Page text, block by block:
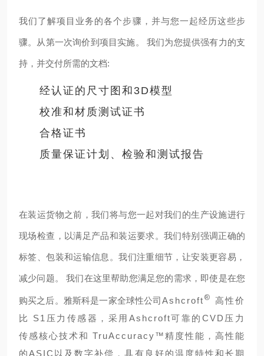
我们了解项目业务的各个步骤，并与您一起经历这些步
骤。从第一次询价到项目实施。 我们为您提供强有力的支
持，并交付所需的文档:
经认证的尺寸图和3D模型
校准和材质测试证书
合格证书
质量保证计划、检验和测试报告
在装运货物之前，我们将与您一起对我们的生产设施进行
现场检查，以满足产品和装运要求。我们特别强调正确的
标签、包装和运输信息。我们注重细节，让安装更容易，
减少问题。 我们在这里帮助您满足您的需求， 即使是在您
购买之后。雅斯科是一家全球性公司Ashcroft ® 高性价
比 S1压力传感器，采用Ashcroft可靠的CVD压力
传感核心技术和 TruAccuracy™精度性能，高性能
的ASIC以及数字补偿，具有良好的温度特性和长期